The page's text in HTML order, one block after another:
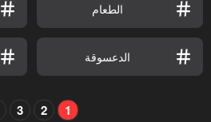
الطعام
الدعسوقة
1
2
3